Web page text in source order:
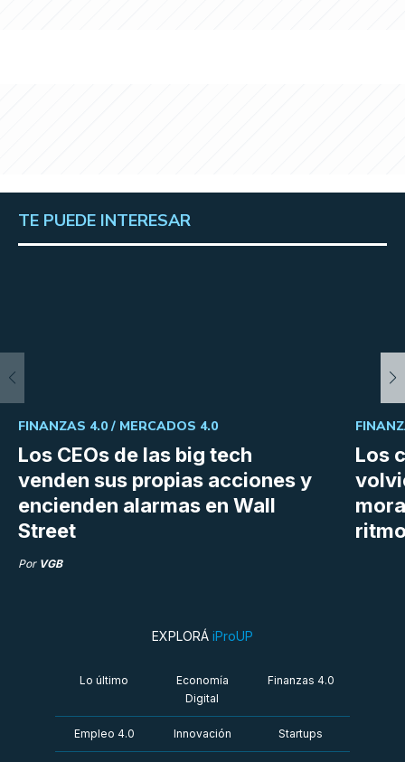
TE PUEDE INTERESAR
Los CEOs de las big tech
venden sus propias acciones y
encienden alarmas en Wall
Street
FINANZAS 4.0 / MERCADOS 4.0
Por VGB
Los
EXPLORÁ iProUP
Lo último
Economía
Digital
Finanzas 4.0
Empleo 4.0 Innovación Startups